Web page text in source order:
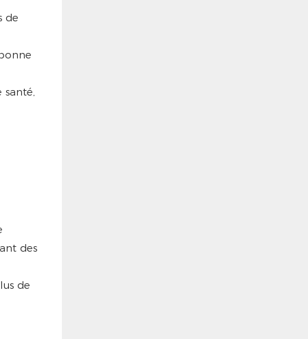
de
des
de